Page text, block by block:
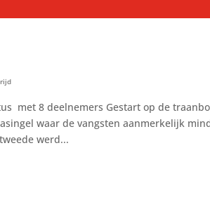
met 8 deelnemers Gestart op de
waar de vangsten aanmerkelijk
werd...